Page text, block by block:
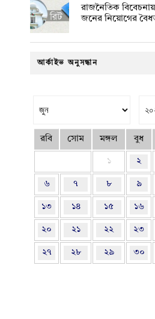
রাজনৈতিক
জনের নিয়োগের
আর্কাইভ অনুসন্ধান
রবি সোম মঙ্গল বুধ
১ ২
৬ ৭ ৮ ৯
১৩ ১৪ ১৫ ১৬
২০ ২১ ২২ ২৩
২৭ ২৮ ২৯ ৩০